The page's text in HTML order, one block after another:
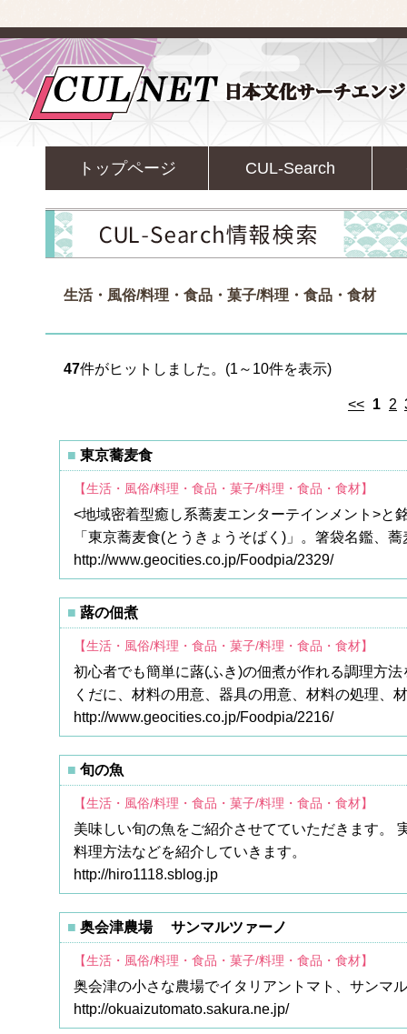
トップページ CUL-Search
生活・風俗/料理・食品・菓子/料理・食品・食材
47件がヒットしました。(1～10件を表示)
<< 1 2
東京蕎麦食
【生活・風俗/料理・食品・菓子/料理・食品・食材】
<地域密着型癒し系蕎麦エンターテインメント>と
「東京蕎麦食(とうきょうそばく)」。箸袋名鑑、
http://www.geocities.co.jp/Foodpia/2329/
蕗の佃煮
【生活・風俗/料理・食品・菓子/料理・食品・食材】
初心者でも簡単に蕗(ふき)の佃煮が作れる調理方
くだに、材料の用意、器具の用意、材料の処理、
http://www.geocities.co.jp/Foodpia/2216/
旬の魚
【生活・風俗/料理・食品・菓子/料理・食品・食材】
美味しい旬の魚をご紹介させてていただきます。
料理方法などを紹介していきます。
http://hiro1118.sblog.jp
奥会津農場 サンマルツァーノ
【生活・風俗/料理・食品・菓子/料理・食品・食材】
奥会津の小さな農場でイタリアントマト、サンマ
http://okuaizutomato.sakura.ne.jp/